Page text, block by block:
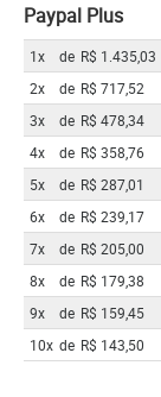
Paypal Plus
1x de R$ 1.435,03
2x
de R$ 717,52
3x
de R$ 478,34
4x
de R$ 358,76
5x
de R$ 287,01
6x
de R$ 239,17
7x
de R$ 205,00
8x
de R$ 179,38
9x
de R$ 159,45
10x de R$ 143,50